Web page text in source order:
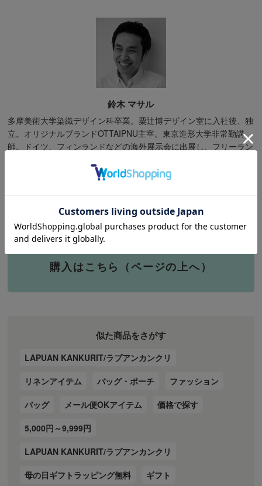
鈴木 マサル
多摩美術大学染織デザイン科卒業。粟辻博デザイン室に入社後、独
立。オリジナルブランドOTTAIPNU主宰。東京造形大学非常勤講
師。ドイツ、フィンランドなどの海外展示会に出展し、フリーラン
画、製品開発なども手掛けています。2010年9月には、脇坂克二
氏、石本藤雄氏に続く日本人で3人目となるデザイナー契約をマリ
メッコと交し、今後の活躍がますます期待される注目のデザイナー
購入はこちら（ページの上へ）
似た商品をさがす
LAPUAN KANKURIT/ラプアンカンクリ
リネンアイテム
バッグ・ポーチ
ファッション
バッグ
メール便OKアイテム
価格で探す
5,000円～9,999円
LAPUAN KANKURIT/ラプアンカンクリ
母の日ギフトラッピング無料
ギフト